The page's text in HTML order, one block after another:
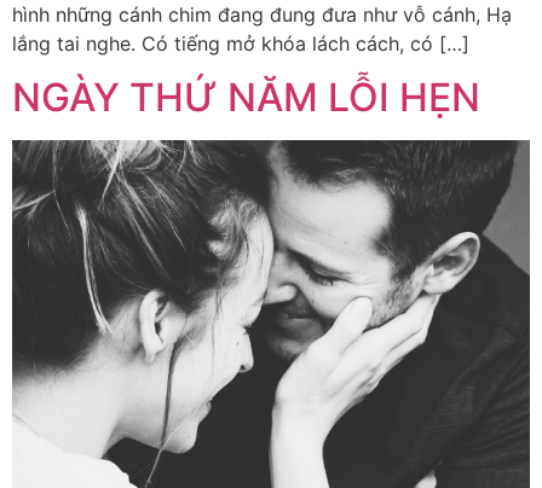
hình những cánh chim đang đung đưa như vỗ cánh, Hạ
lắng tai nghe. Có tiếng mở khóa lách cách, có […]
NGÀY THỨ NĂM LỖI HẸN